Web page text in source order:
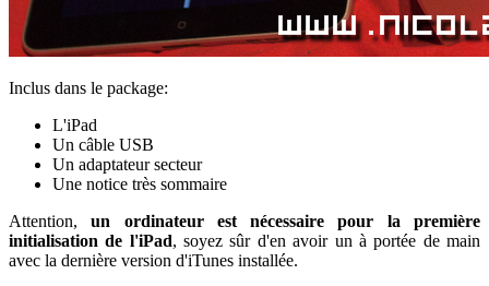
Inclus dans le package:
L'iPad
Un câble USB
Un adaptateur secteur
Une notice très sommaire
Attention,un ordinateur est nécessaire pour la première
initialisation de l'iPad, soyez sûr d'en avoir un à portée de main
avec la dernière version d'iTunes installée.